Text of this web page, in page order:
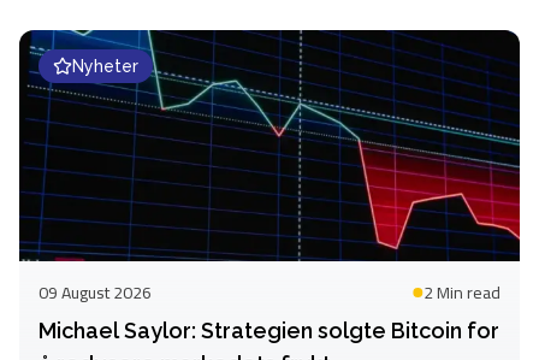
Nyheter
09 August 2026 2 Minread
Michael Saylor: Strategien solgte Bitcoin for